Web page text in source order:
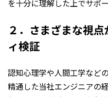
を十分に理解した上でサポー
２．さまざまな視
ィ検証
認知心理学や人間工学など
精通した当社エンジニアの